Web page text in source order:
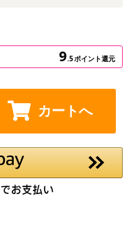
9.5ポイント還元
カートへ